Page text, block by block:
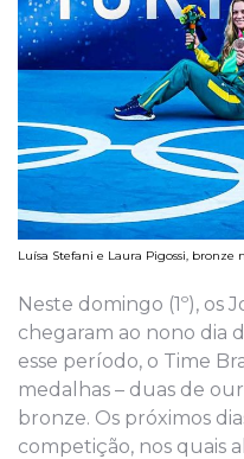
Luísa Stefani e Laura Pigossi, bronze
Neste domingo (1º), os
chegaram ao nono dia
esse período, o Time
medalhas – duas de
bronze. Os próximos
competição, nos quais